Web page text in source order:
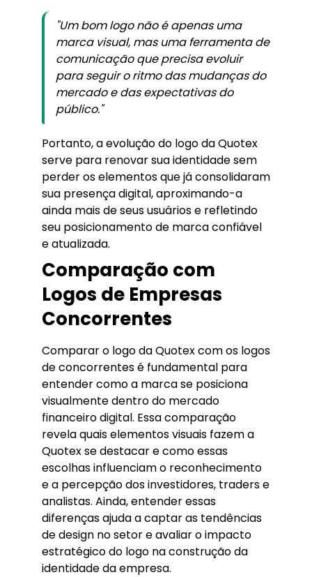
"Um bom logo não é apenas uma
marca visual, mas uma ferramenta de
comunicação que precisa evoluir
para seguir o ritmo das mudanças do
mercado e das expectativas do
público."
Portanto, a evolução do logo da Quotex
serve para renovar sua identidade sem
perder os elementos que já consolidaram
sua presença digital, aproximando-a
ainda mais de seus usuários e refletindo
seu posicionamento de marca confiável
e atualizada.
Comparação com
Logos de Empresas
Concorrentes
Comparar o logo da Quotex com os logos
de concorrentes é fundamental para
entender como a marca se posiciona
visualmente dentro do mercado
financeiro digital. Essa comparação
revela quais elementos visuais fazem a
Quotex se destacar e como essas
escolhas influenciam o reconhecimento
e a percepção dos investidores, traders e
analistas. Ainda, entender essas
diferenças ajuda a captar as tendências
de design no setor e avaliar o impacto
estratégico do logo na construção da
identidade da empresa.